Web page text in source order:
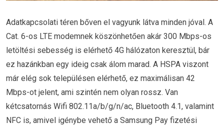
Adatkapcsolati téren bőven el vagyunk látva minden jóval. A
Cat. 6-os LTE modemnek köszönhetően akár 300 Mbps-os
letöltési sebesség is elérhető 4G hálózaton keresztül, bár
ez hazánkban egy ideig csak álom marad. A HSPA viszont
már elég sok településen elérhető, ez maximálisan 42
Mbps-ot jelent, ami szintén nem olyan rossz. Van
kétcsatornás Wifi 802.11a/b/g/n/ac, Bluetooth 4.1, valamint
NFC is, amivel igénybe vehető a Samsung Pay fizetési